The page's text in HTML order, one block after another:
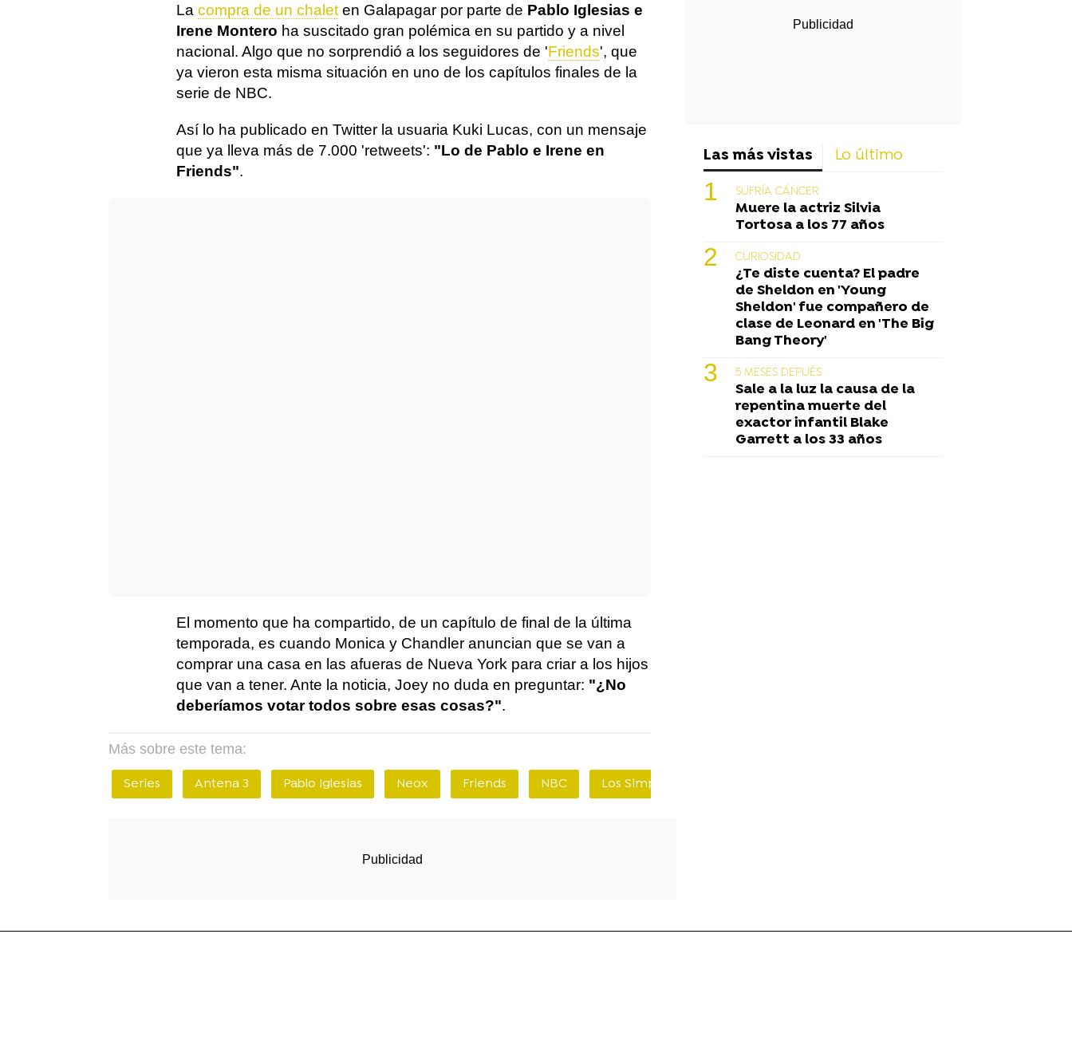
La compra de un chalet en Galapagar por parte de Pablo Iglesias e
Irene Montero ha suscitado gran polémica en su partido y a nivel
nacional. Algo que no sorprendió a los seguidores de 'Friends', que
ya vieron esta misma situación en uno de los capítulos finales de la
serie de NBC.
Así lo ha publicado en Twitter la usuaria Kuki Lucas, con un mensaje
que ya lleva más de 7.000 'retweets': "Lo de Pablo e Irene en
Friends".
El momento que ha compartido, de un capítulo de final de la última
temporada, es cuando Monica y Chandler anuncian que se van a
comprar una casa en las afueras de Nueva York para criar a los hijos
que van a tener. Ante la noticia, Joey no duda en preguntar: "¿No
deberíamos votar todos sobre esas cosas?".
Más sobre este tema:
Series Antena 3 Pablo Iglesias Neox Friends NBC Los Simpson
Las más vistas Lo último
SUFRÍA CÁNCER
Muere la actriz Silvia
Tortosa a los 77 años
CURIOSIDAD
¿Te diste cuenta? El padre
de Sheldon en 'Young
Sheldon' fue compañero de
clase de Leonard en 'The Big
Bang Theory'
5 MESES DEPUÉS
Sale a la luz la causa de la
repentina muerte del
exactor infantil Blake
Garrett a los 33 años